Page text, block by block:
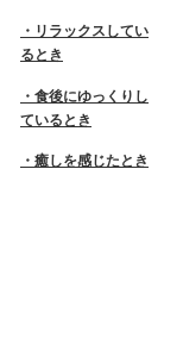
・リラックスしてい
るとき
・食後にゆっくりし
ているとき
・癒しを感じたとき